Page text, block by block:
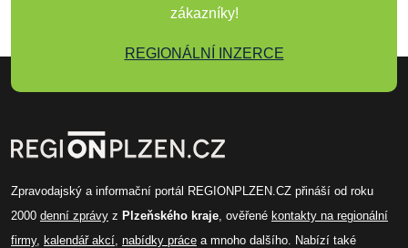
zákazníky!
REGIONÁLNÍ INZERCE
Zpravodajský a informační portál REGIONPLZEN.CZ přináší od roku
2000 denní zprávy z Plzeňského kraje, ověřené kontakty na regionální
firmy, kalendář akcí, nabídky práce a mnoho dalšího. Nabízí také